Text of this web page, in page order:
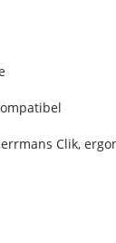
Clik,